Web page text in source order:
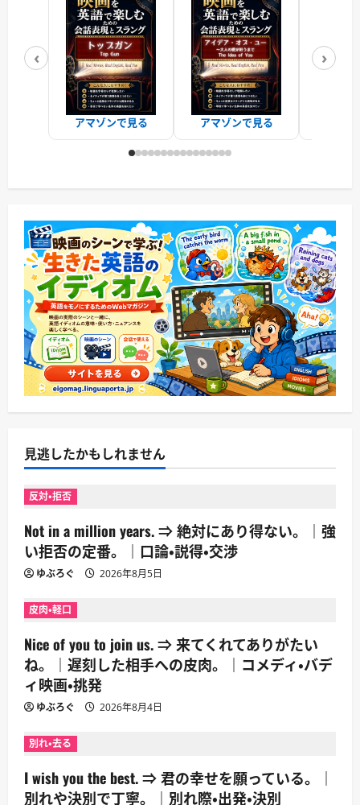
‹
アマゾンで見る アマゾンで見る
›
見逃したかもしれません
反対・拒否
Not in a million years. ⇒ 絶対にあり得ない。｜強
い拒否の定番。｜口論・説得・交渉
ゆぶろぐ 2026年8月5日
皮肉・軽口
Nice of you to join us. ⇒ 来てくれてありがたい
ね。｜遅刻した相手への皮肉。｜コメディ・バデ
ィ映画・挑発
ゆぶろぐ 2026年8月4日
別れ・去る
I wish you the best. ⇒ 君の幸せを願っている。｜
別れや決別で丁寧。｜別れ際・出発・決別